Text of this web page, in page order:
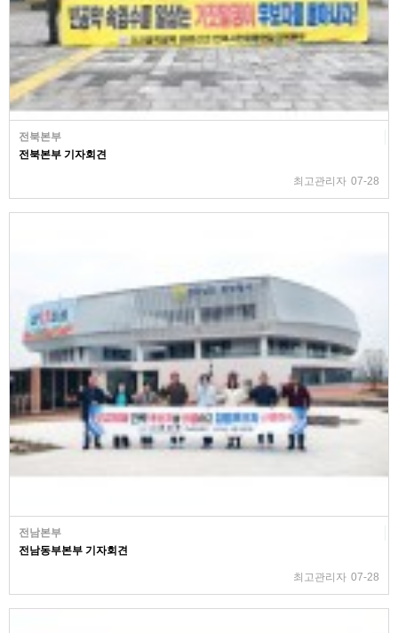
전북본부
전북본부 기자회견
최고관리자 07-28
전남본부
전남동부본부 기자회견
최고관리자 07-28